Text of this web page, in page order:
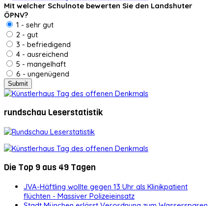
Mit welcher Schulnote bewerten Sie den Landshuter
ÖPNV?
1 - sehr gut
2 - gut
3 - befriedigend
4 - ausreichend
5 - mangelhaft
6 - ungenügend
rundschau Leserstatistik
Die Top 9 aus 49 Tagen
JVA-Häftling wollte gegen 13 Uhr als Klinikpatient
flüchten - Massiver Polizeieinsatz